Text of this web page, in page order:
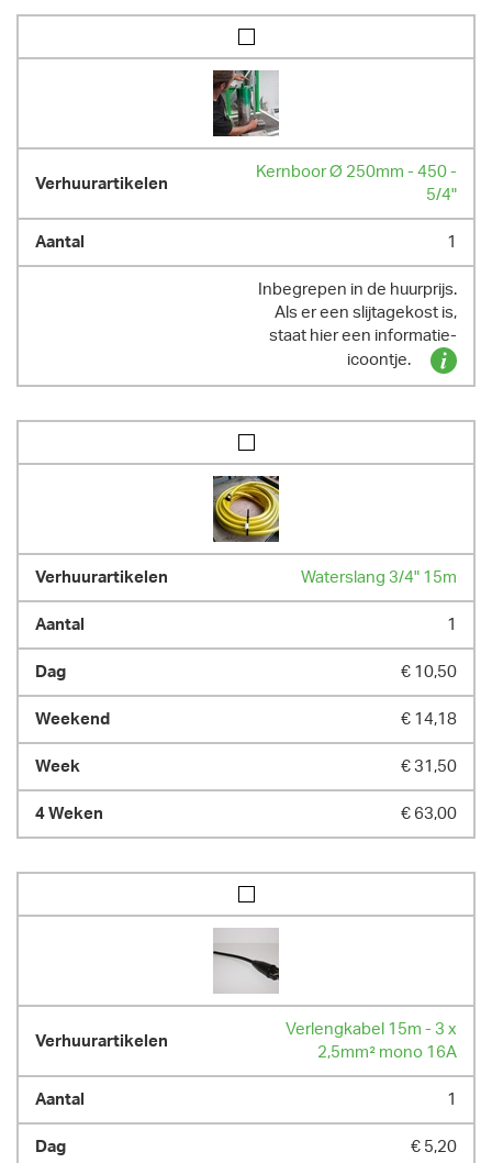
Kernboor Ø 250mm - 450 -
5/4"
1
Inbegrepen in de huurprijs.
Als er een slijtagekost is,
staat hier een informatie-
icoontje.
Waterslang 3/4" 15m
1
€ 10,50
€ 14,18
€ 31,50
€ 63,00
Verlengkabel 15m - 3 x
2,5mm² mono 16A
1
€ 5,20